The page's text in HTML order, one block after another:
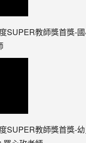
SUPER教師獎首獎-
SUPER教師獎首獎-